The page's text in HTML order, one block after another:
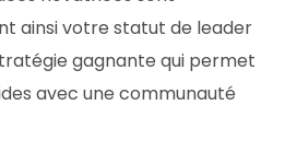
ainsi votre statut de leader
gagnante qui permet
avec une communauté